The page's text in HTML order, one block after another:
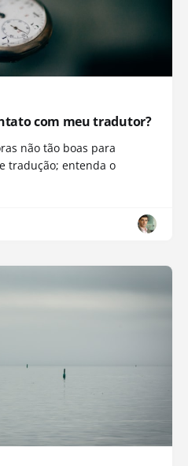
com meu tradutor?
não tão boas para
tradução; entenda o